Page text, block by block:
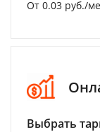
От 0.03 руб./
Выбрать